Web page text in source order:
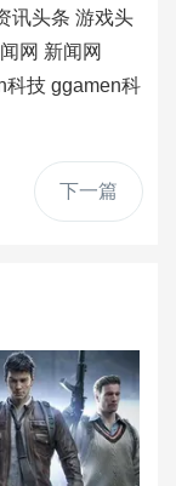
讯头条 游戏头
网 新闻网
科技 ggamen科
下一篇